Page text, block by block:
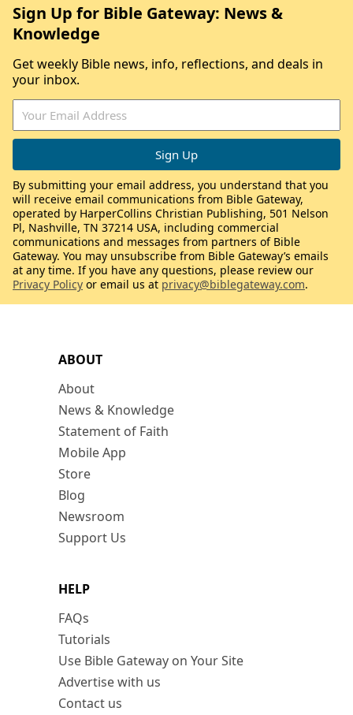
ABOUT
About
News & Knowledge
Statement of Faith
Mobile App
Store
Blog
Newsroom
Support Us
HELP
FAQs
Tutorials
Use Bible Gateway on Your Site
Advertise with us
Contact us
Sign Up for Bible Gateway: News &
Knowledge
Get weekly Bible news, info, reflections, and deals in
your inbox.
By submitting your email address, you understand that you
will receive email communications from Bible Gateway,
operated by HarperCollins Christian Publishing, 501 Nelson
Pl, Nashville, TN 37214 USA, including commercial
communications and messages from partners of Bible
Gateway. You may unsubscribe from Bible Gateway’s emails
at any time. If you have any questions, please review our
Privacy Policy or email us at privacy@biblegateway.com.